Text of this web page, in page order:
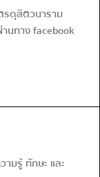
รดุสิตวนาราม
นทาง facebook
มรู้ ทักษะ และ